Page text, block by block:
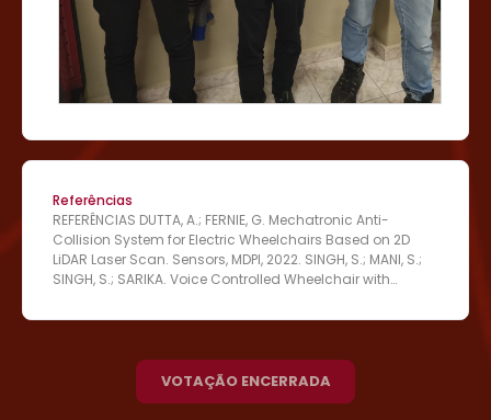
Referências
REFERÊNCIAS DUTTA, A.; FERNIE, G. Mechatronic Anti-
Collision System for Electric Wheelchairs Based on 2D
LiDAR Laser Scan. Sensors, MDPI, 2022. SINGH, S.; MANI, S.;
SINGH, S.; SARIKA. Voice Controlled Wheelchair with
Signal Processing, v. 10, n. 1, 2022.
VOTAÇÃO ENCERRADA